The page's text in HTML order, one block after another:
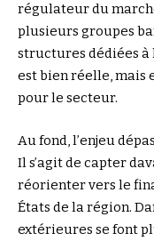
régulateur du
plusieurs groupes
structures dédiées à
est bien réelle, mais
pour le secteur.
Au fond, l’enjeu
Il s’agit de capter
réorienter vers le
États de la région.
extérieures se font